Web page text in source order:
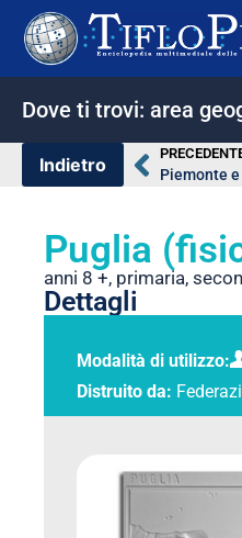
Dove ti trovi: area
Puglia
anni 8 +, primaria,
Dettagli
Modalità di utilizzo:
Distruito da: